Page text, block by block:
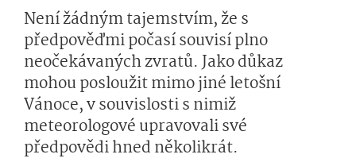
Není žádným tajemstvím, že s
předpověďmi počasí souvisí plno
neočekávaných zvratů. Jako důkaz
mohou posloužit mimo jiné letošní
Vánoce, v souvislosti s nimiž
meteorologové upravovali své
předpovědi hned několikrát.